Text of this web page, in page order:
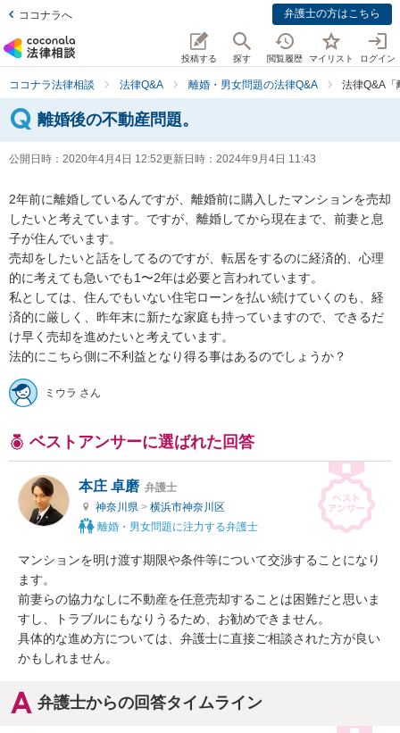
ココナラへ 弁護士の方はこちら
投稿する 探す 閲覧履歴 マイリスト ログイン
ココナラ法律相談 法律Q&A 離婚・男女問題の法律Q&A 法律Q&A「
離婚後の不動産問題。
公開日時： 2020年4月4日 12:52更新日時： 2024年9月4日 11:43
2年前に離婚しているんですが、離婚前に購入したマンションを売却
したいと考えています。ですが、離婚してから現在まで、前妻と息
子が住んでいます。
売却をしたいと話をしてるのですが、転居をするのに経済的、心理
的に考えても急いでも1〜2年は必要と言われています。
私としては、住んでもいない住宅ローンを払い続けていくのも、経
済的に厳しく、昨年末に新たな家庭も持っていますので、できるだ
け早く売却を進めたいと考えています。
ミウラ さん
ベストアンサーに選ばれた回答
本庄 卓磨 弁護士
神奈川県 > 横浜市神奈川区
離婚・男女問題に注力する弁護士
マンションを明け渡す期限や条件等について交渉することになり
ます。
前妻らの協力なしに不動産を任意売却することは困難だと思いま
すし、トラブルにもなりうるため、お勧めできません。
具体的な進め方については、弁護士に直接ご相談された方が良い
かもしれません。
弁護士からの回答タイムライン